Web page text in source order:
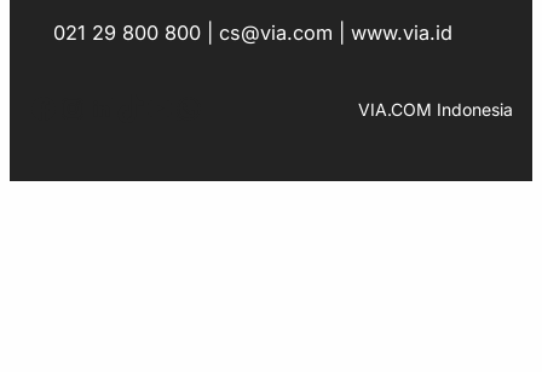
021 29 800 800 | cs@via.com | www.via.id
VIA.COM Indonesia